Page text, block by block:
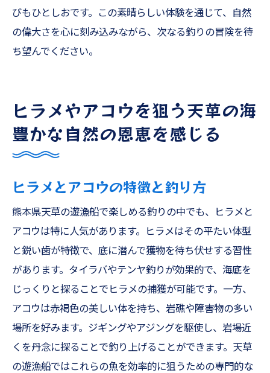
びもひとしおです。この素晴らしい体験を通じて、自然
の偉大さを心に刻み込みながら、次なる釣りの冒険を待
ち望んでください。
ヒラメやアコウを狙う天草の海
豊かな自然の恩恵を感じる
ヒラメとアコウの特徴と釣り方
熊本県天草の遊漁船で楽しめる釣りの中でも、ヒラメと
アコウは特に人気があります。ヒラメはその平たい体型
と鋭い歯が特徴で、底に潜んで獲物を待ち伏せする習性
があります。タイラバやテンヤ釣りが効果的で、海底を
じっくりと探ることでヒラメの捕獲が可能です。一方、
アコウは赤褐色の美しい体を持ち、岩礁や障害物の多い
場所を好みます。ジギングやアジングを駆使し、岩場近
くを丹念に探ることで釣り上げることができます。天草
の遊漁船ではこれらの魚を効率的に狙うための専門的な